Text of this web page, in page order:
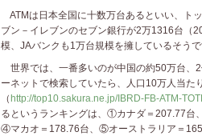
ATMは日本全国に十数万台あるといい、ト
ブン－イレブンのセブン銀行が2万1316台（
模、JAバンクも1万台規模を擁しているそうで
世界では、一番多いのが中国の約50万台、
ーネットで検索していたら、人口10万人当た
（ http://top10.sakura.ne.jp/IBRD-FB-ATM-
るというランキングは、①カナダ＝207.77台
④マカオ＝178.76台、⑤オーストラリア＝